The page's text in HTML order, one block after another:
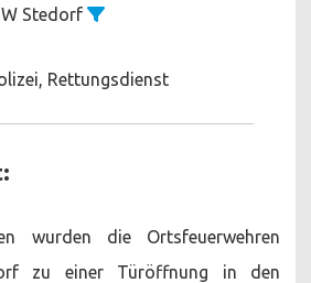
W Stedorf
Rettungsdienst
wurden die Ortsfeuerwehren
zu einer Türöffnung in den